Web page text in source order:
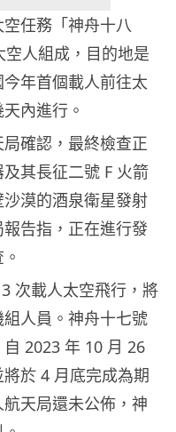
任務「神舟十八
人組成，目的地是
年首個載人前往太
內進行。
確認，最終檢查正
其長征二號 F 火箭
漠的酒泉衛星發射
告指，正在進行發
次載人太空飛行，將
人員。神舟十七號
2023 年 10 月 26
於 4 月底完成為期
天局還未公佈，神